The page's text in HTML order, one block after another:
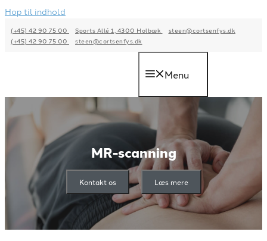
Hop til indhold
(+45) 42 90 75 00 Sports Allé 1, 4300 Holbæk
steen@cortsenfys.dk
(+45) 42 90 75 00
steen@cortsenfys.dk
Menu
MR-scanning
Kontakt os Læs mere